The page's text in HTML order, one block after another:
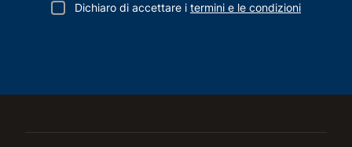
Dichiaro di accettare i termini e le condizioni